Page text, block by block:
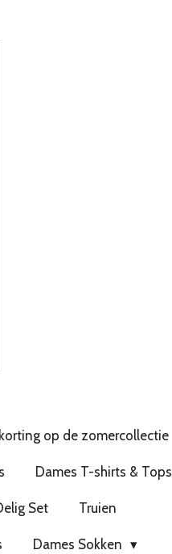
op de zomercollectie
Dames T-shirts & Tops
Set Truien
Dames Sokken